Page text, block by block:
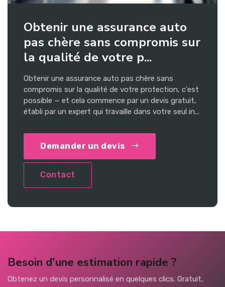
Obtenir une assurance auto
pas chère sans compromis sur
la qualité de votre p...
Obtenir une assurance auto pas chère sans
compromis sur la qualité de votre protection, c'est
possible — et cela commence par un devis gratuit,
établi par un expert qui travaille dans votre seul in...
Demander un devis
Contact
Besoin d'une estimation rapide ?
Obtenez un devis personnalisé en quelques clics. Gratuit,